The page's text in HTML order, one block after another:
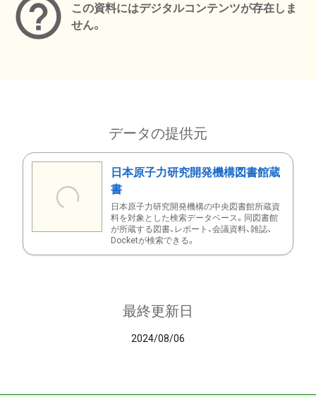
この資料にはデジタルコンテンツが存在しま
せん。
データの提供元
日本原子力研究開発機構図書館蔵
書
日本原子力研究開発機構の中央図書館所蔵資
料を対象とした検索データベース。同図書館
が所蔵する図書、レポート、会議資料、雑誌、
Docketが検索できる。
最終更新日
2024/08/06